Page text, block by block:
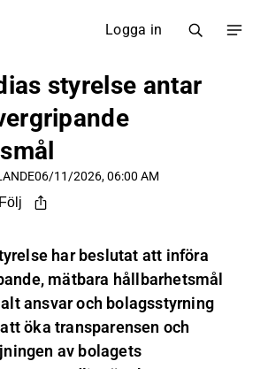
Logga in
styrelse antar
06/11/2026, 06:00 AM
Följ
har beslutat att införa
mätbara hållbarhetsmål
ansvar och bolagsstyrning
öka transparensen och
av bolagets